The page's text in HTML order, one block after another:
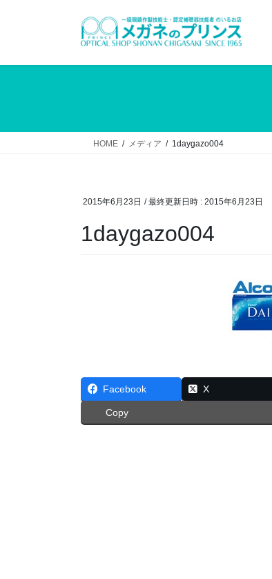
HOME メディア 1daygazo004
2015年6月23日 / 最終更新日時 : 2015年6月23日
1daygazo004
Facebook X
Copy